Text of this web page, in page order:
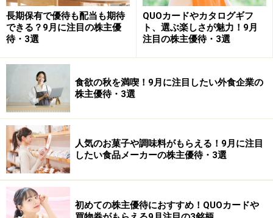
れになりますけど、それでもがっちり掴んで、優待をい
ただくという（笑）。
今回の内容を含めた全編はこちらからご覧いただけま
チャンネル登録と高評価を是非お願いします!
長期保有で優待も配当も期待
できる？9月に注目の株主優
待・3選
QUOカードやカタログギフ
ト、選ぶ楽しさが魅力！9月
注目の株主優待・3選
食欲の秋を満喫！9月に注目したい外食企業の
株主優待・3選
人気のお菓子や調味料がもらえる！9月に注目
したい食品メーカーの株主優待・3選
初めての株主優待におすすめ！QUOカードや